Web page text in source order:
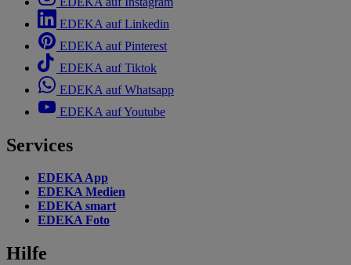
EDEKA auf Linkedin
EDEKA auf Pinterest
EDEKA auf Tiktok
EDEKA auf Whatsapp
EDEKA auf Youtube
Services
EDEKA App
EDEKA Medien
EDEKA smart
EDEKA Foto
Hilfe